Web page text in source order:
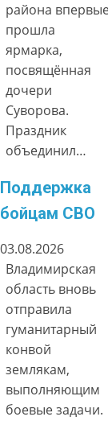
района
прошла
ярмарка,
посвящённая
дочери
Суворова.
Праздник
объединил…
Поддержка
бойцам СВО
03.08.2026
Владимирская
область вновь
отправила
гуманитарный
конвой
землякам,
выполняющим
боевые задачи.